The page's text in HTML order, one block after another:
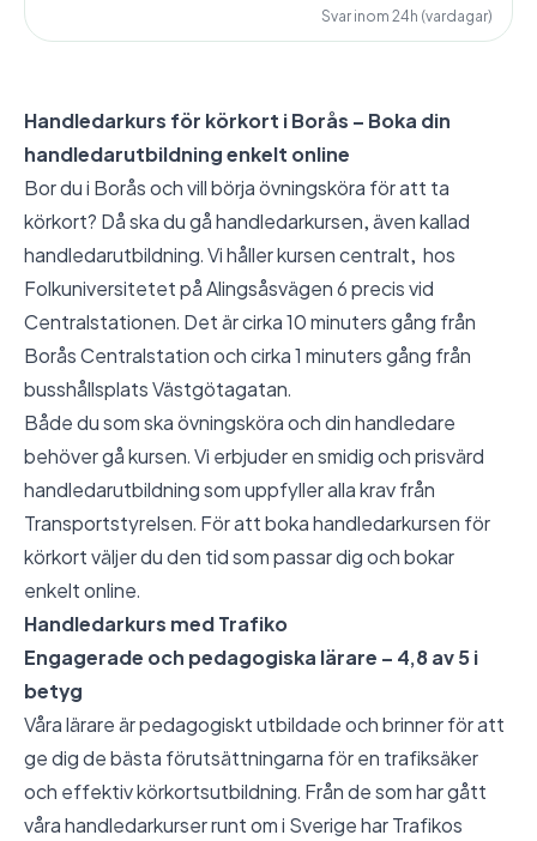
Svar inom 24h (vardagar)
Handledarkurs för körkort i Borås – Boka din
handledarutbildning enkelt online
Bor du i Borås och vill börja övningsköra för att ta
körkort? Då ska du gå handledarkursen, även kallad
handledarutbildning. Vi håller kursen centralt, hos
Folkuniversitetet på Alingsåsvägen 6 precis vid
Centralstationen. Det är cirka 10 minuters gång från
Borås Centralstation och cirka 1 minuters gång från
busshållsplats Västgötagatan.
Både du som ska övningsköra och din handledare
behöver gå kursen. Vi erbjuder en smidig och prisvärd
handledarutbildning som uppfyller alla krav från
Transportstyrelsen. För att boka handledarkursen för
körkort väljer du den tid som passar dig och bokar
enkelt online.
Handledarkurs med Trafiko
Engagerade och pedagogiska lärare – 4,8 av 5 i
betyg
Våra lärare är pedagogiskt utbildade och brinner för att
ge dig de bästa förutsättningarna för en trafiksäker
och effektiv körkortsutbildning. Från de som har gått
våra handledarkurser runt om i Sverige har Trafikos